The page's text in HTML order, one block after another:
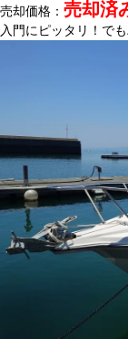
売却価格： 売却済
入門にピッタリ！で